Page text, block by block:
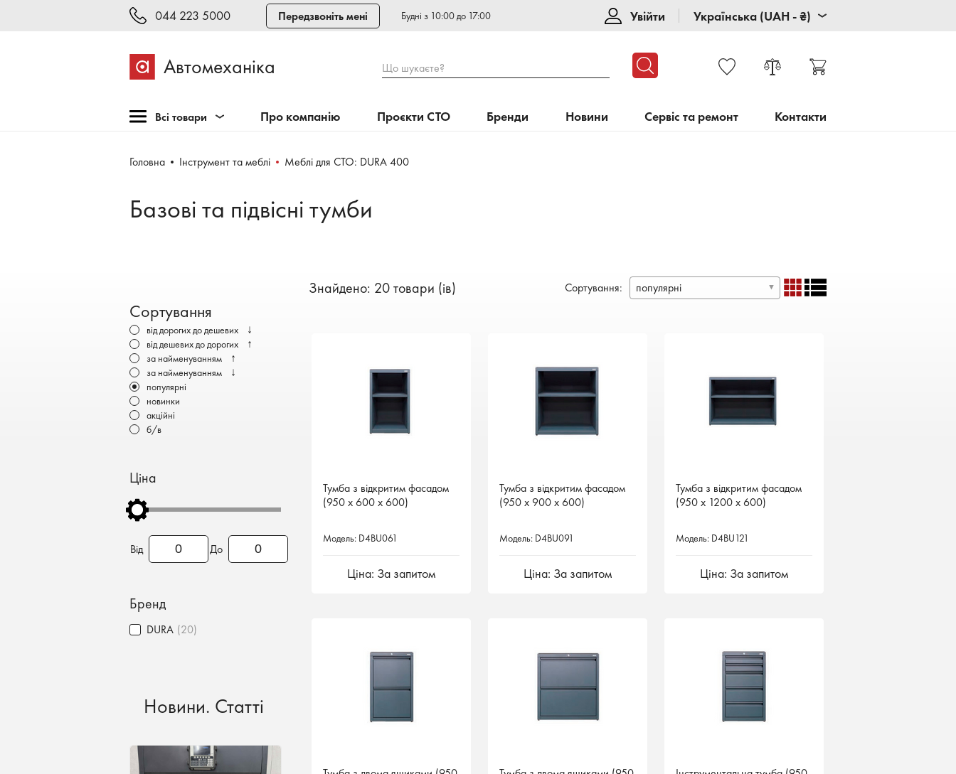
044 223 5000 Передзвоніть мені Будні з 10:00 до 17:00 Увійти Українська (UAH - ₴)
Автомеханіка Що шукаєте?
Всі товари
Обладнання для СТО
шиномонтажу
Бронеавтомобілі
Електромобілі
Про компанію Проєкти СТО Бренди Новини Сервіс та ремонт Контакти
Головна Інструмент та меблі Меблі для СТО: DURA 400
Базові та підвісні тумби
Сортування
від дорогих до дешевих ↓
від дешевих до дорогих ↑
за найменуванням ↑
за найменуванням ↓
популярні
новинки
акційні
б/в
Ціна
Від До
Бренд
DURA (20)
Новини. Статті
Знайдено: 20 товари (ів) Сортування: популярні
Тумба з відкритим фасадом
(950 х 600 х 600)
Модель: D4BU061
Ціна: За запитом
Тумба з відкритим фасадом
(950 х 600 х 600)
Модель: D4BU061
Ціна: За запитом
Тумба з відкритим фасадом
(950 х 900 х 600)
Модель: D4BU091
Ціна: За запитом
Тумба з відкритим фасадом
(950 х 900 х 600)
Модель: D4BU091
Ціна: За запитом
Тумба з відкритим фасадом
(950 х 1200 х 600)
Модель: D4BU121
Ціна: За запитом
Тумба з відкритим фасадом
(950 х 1200 х 600)
Модель: D4BU121
Ціна: За запитом